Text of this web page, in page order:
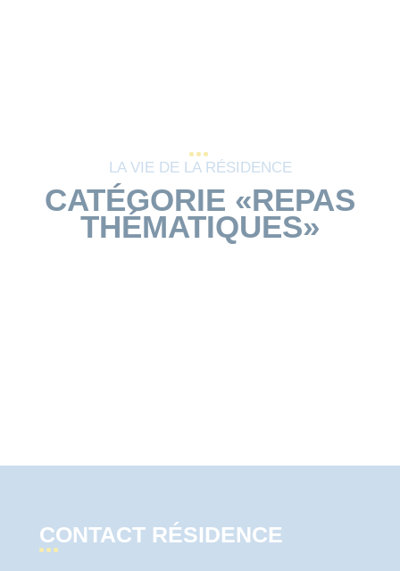
LA VIE DE LA RÉSIDENCE
CATÉGORIE «REPAS
THÉMATIQUES»
CONTACT RÉSIDENCE